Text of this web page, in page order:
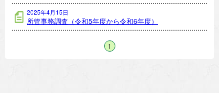
2025年4月15日
所管事務調査（令和5年度から令和6年度）
1